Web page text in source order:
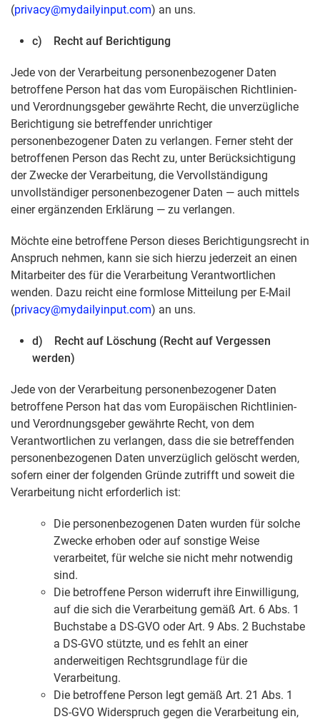
(privacy@mydailyinput.com) an uns.
c) Recht auf Berichtigung
Jede von der Verarbeitung personenbezogener Daten
betroffene Person hat das vom Europäischen Richtlinien-
und Verordnungsgeber gewährte Recht, die unverzügliche
Berichtigung sie betreffender unrichtiger
personenbezogener Daten zu verlangen. Ferner steht der
betroffenen Person das Recht zu, unter Berücksichtigung
der Zwecke der Verarbeitung, die Vervollständigung
unvollständiger personenbezogener Daten — auch mittels
einer ergänzenden Erklärung — zu verlangen.
Möchte eine betroffene Person dieses Berichtigungsrecht in
Anspruch nehmen, kann sie sich hierzu jederzeit an einen
Mitarbeiter des für die Verarbeitung Verantwortlichen
wenden. Dazu reicht eine formlose Mitteilung per E-Mail
(privacy@mydailyinput.com) an uns.
d) Recht auf Löschung (Recht auf Vergessen
werden)
Jede von der Verarbeitung personenbezogener Daten
betroffene Person hat das vom Europäischen Richtlinien-
und Verordnungsgeber gewährte Recht, von dem
Verantwortlichen zu verlangen, dass die sie betreffenden
personenbezogenen Daten unverzüglich gelöscht werden,
sofern einer der folgenden Gründe zutrifft und soweit die
Verarbeitung nicht erforderlich ist:
Die personenbezogenen Daten wurden für solche
Zwecke erhoben oder auf sonstige Weise
verarbeitet, für welche sie nicht mehr notwendig
sind.
Die betroffene Person widerruft ihre Einwilligung,
auf die sich die Verarbeitung gemäß Art. 6 Abs. 1
Buchstabe a DS-GVO oder Art. 9 Abs. 2 Buchstabe
a DS-GVO stützte, und es fehlt an einer
anderweitigen Rechtsgrundlage für die
Verarbeitung.
Die betroffene Person legt gemäß Art. 21 Abs. 1
DS-GVO Widerspruch gegen die Verarbeitung ein,